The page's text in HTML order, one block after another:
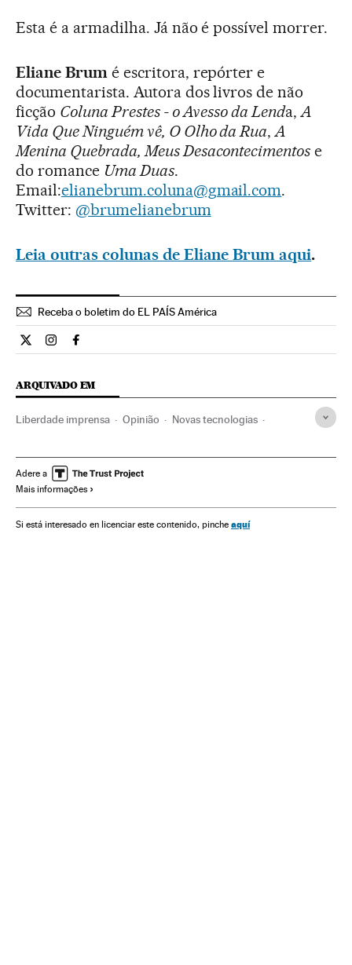
Esta é a armadilha. Já não é possível morrer.
Eliane Brumé escritora, repórter e
documentarista. Autora dos livros de não
ficção Coluna Prestes - o Avesso da Lenda,A
Vida Que Ninguém vê, O Olho da Rua,A
Menina Quebrada, Meus Desacontecimentos e
do romance Uma Duas.
Email:elianebrum.coluna@gmail.com.
Twitter: @brumelianebrum
Leia outras colunas de Eliane Brum aqui.
Receba o boletim do EL PAÍS América
Opiniao El País Brasil en Twitter
Opiniao El País Brasil en Instagram
Opiniao El País Brasil en Facebook
ARQUIVADO EM
Liberdade imprensa Opinião Novas tecnologias
Tecnologia digital Tecnologia
Ciência Comunicação Comunicações
Adere a
Mais informações
Si está interesado en licenciar este contenido, pinche aquí